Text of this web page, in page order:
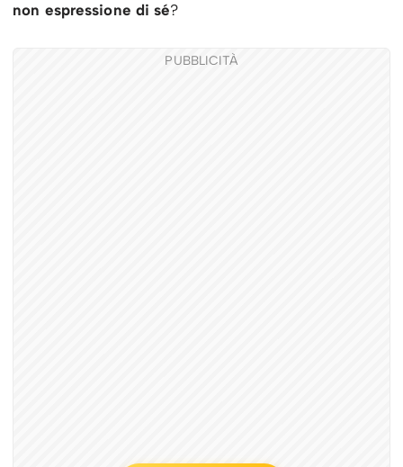
non espressione di sé?
PUBBLICITÀ